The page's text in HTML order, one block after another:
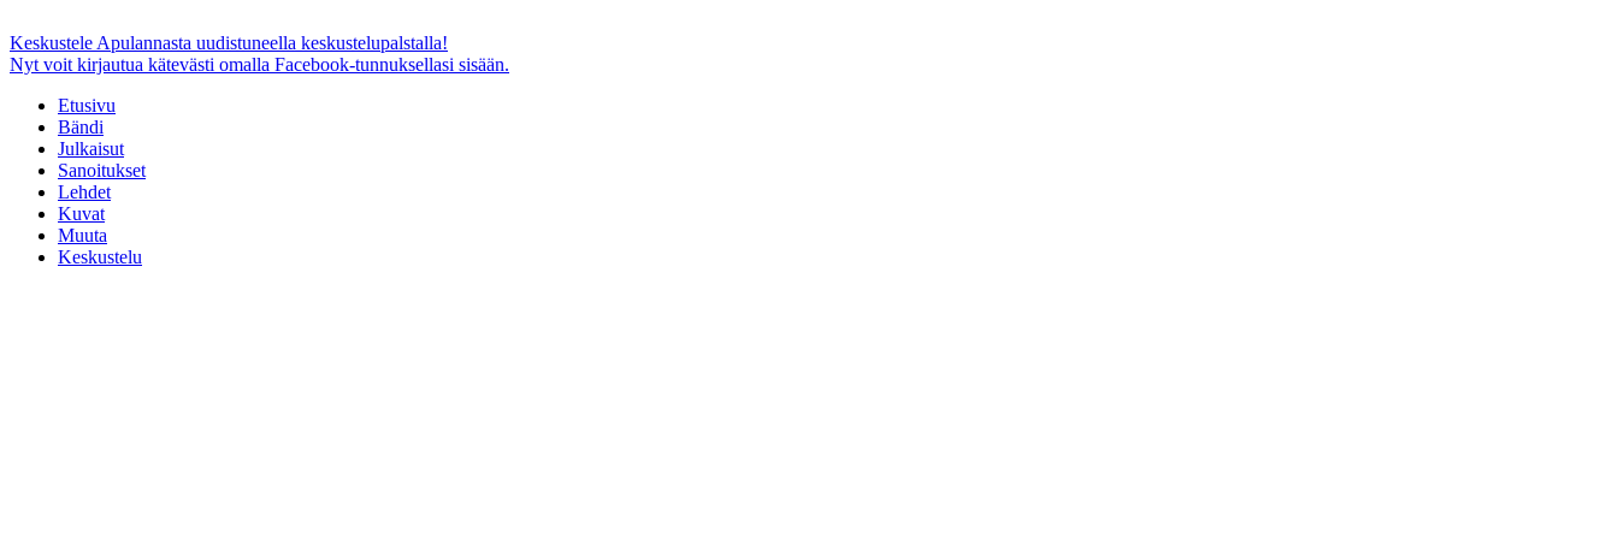
Keskustele Apulannasta uudistuneella keskustelupalstalla!
Nyt voit kirjautua kätevästi omalla Facebook-tunnuksellasi sisään.
Etusivu
Bändi
Julkaisut
Sanoitukset
Lehdet
Kuvat
Muuta
Keskustelu